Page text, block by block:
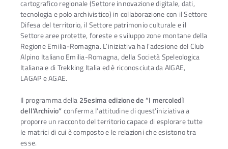
cartografico regionale (Settore innovazione digitale, dati,
tecnologia e polo archivistico) in collaborazione con il Settore
Difesa del territorio, il Settore patrimonio culturale e il
Settore aree protette, foreste e sviluppo zone montane della
Regione Emilia-Romagna. L’iniziativa ha l’adesione del Club
Alpino Italiano Emilia-Romagna, della Società Speleologica
Italiana e di Trekking Italia ed è riconosciuta da AIGAE,
LAGAP e AGAE.
Il programma della 25esima edizione de “I mercoledì
dell’Archivio” conferma l’attitudine di quest’iniziativa a
proporre un racconto del territorio capace di esplorare tutte
le matrici di cui è composto e le relazioni che esistono tra
esse.